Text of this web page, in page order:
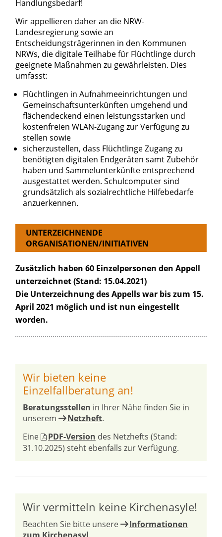
Handlungsbedarf!
Wir appellieren daher an die NRW-
Landesregierung sowie an
Entscheidungsträgerinnen in den Kommunen
NRWs, die digitale Teilhabe für Flüchtlinge durch
geeignete Maßnahmen zu gewährleisten. Dies
umfasst:
Flüchtlingen in Aufnahmeeinrichtungen und
Gemeinschaftsunterkünften umgehend und
flächendeckend einen leistungsstarken und
kostenfreien WLAN-Zugang zur Verfügung zu
stellen sowie
sicherzustellen, dass Flüchtlinge Zugang zu
benötigten digitalen Endgeräten samt Zubehör
haben und Sammelunterkünfte entsprechend
ausgestattet werden. Schulcomputer sind
grundsätzlich als sozialrechtliche Hilfebedarfe
anzuerkennen.
UNTERZEICHNENDE
ORGANISATIONEN/INITIATIVEN
Zusätzlich haben 60 Einzelpersonen den Appell
unterzeichnet (Stand: 15.04.2021)
Die Unterzeichnung des Appells war bis zum 15.
April 2021 möglich und ist nun eingestellt
worden.
Wir bieten keine
Einzelfallberatung an!
Beratungsstellen in Ihrer Nähe finden Sie in
unserem
Netzheft.
Eine
PDF-Version des Netzhefts (Stand:
31.10.2025) steht ebenfalls zur Verfügung.
Wir vermitteln keine Kirchenasyle!
Beachten Sie bitte unsere
Informationen